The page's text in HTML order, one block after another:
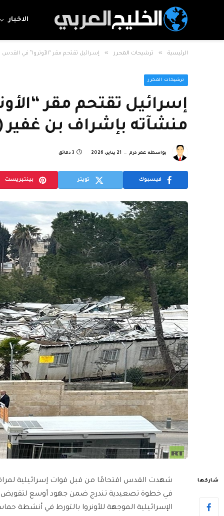
الاخبار
الرئيسية » ترشيحات المحرر » إسرائيل تقتحم مقر “الأونروا” في
ترشيحات المحرر
إسرائيل تقتحم مقر
منشآته بإشراف بن غفير
بواسطة عمر كرم 21 يناير، 2026 3 دقائق
فيسبوك تويتر بينتيريست
شاركها
شهدت القدس اقتحامًا من قبل قوات إسرائيلية
في خطوة تصعيدية تندرج ضمن جهود أوسع لتقويض
الإسرائيلية الموجهة للأونروا بالتورط في أنشطة